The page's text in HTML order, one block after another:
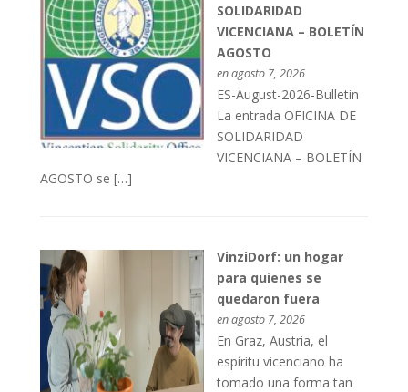
SOLIDARIDAD
VICENCIANA – BOLETÍN
AGOSTO
en agosto 7, 2026
ES-August-2026-Bulletin
La entrada OFICINA DE
SOLIDARIDAD
VICENCIANA – BOLETÍN
AGOSTO se […]
VinziDorf: un hogar
para quienes se
quedaron fuera
en agosto 7, 2026
En Graz, Austria, el
espíritu vicenciano ha
tomado una forma tan